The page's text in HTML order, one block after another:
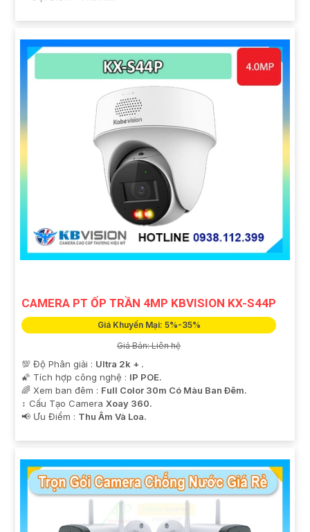
CAMERA PT ỐP TRẦN 4MP KBVISION KX-S44P
Giá Khuyến Mại: 5%-35%
Giá Bán: Liên hệ
💯 Độ Phân giải : Ultra 2k + .
🌠 Tích hợp công nghệ : IP POE.
🌈 Xem ban đêm : Full Color 30m Có Màu Ban Ðêm.
↕️ Cấu Tạo Camera Xoay 360.
️📢 Ưu Điểm : Thu Âm Và Loa.